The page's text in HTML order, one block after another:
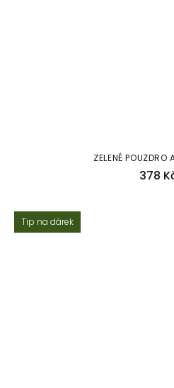
ZELENÉ POUZDRO
378
Tip na dárek